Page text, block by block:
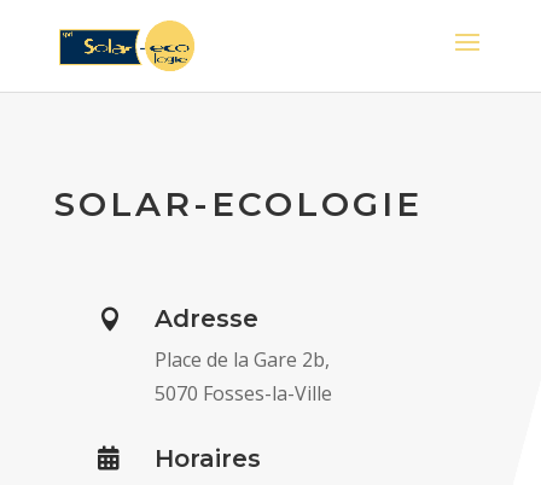
SOLAR-ECOLOGIE
 Adresse
Place de la Gare 2b,
5070 Fosses-la-Ville
 Horaires